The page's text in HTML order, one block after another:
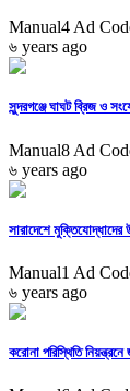
Manual4 Ad
৬ years ago
সুন্দরগঞ্জে ঘাঘট ব্রিজ ও
Manual8 Ad
৬ years ago
সারাদেশে মুক্তিযোদ্ধাদের
Manual1 Ad
৬ years ago
করোনা পরিস্থিতি